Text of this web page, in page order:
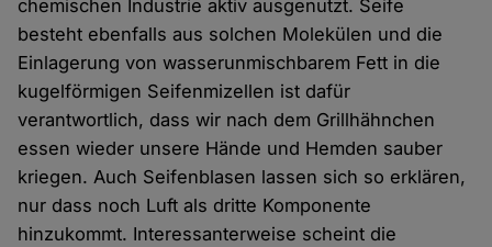
chemischen Industrie aktiv ausgenutzt. Seife
besteht ebenfalls aus solchen Molekülen und die
Einlagerung von wasserunmischbarem Fett in die
kugelförmigen Seifenmizellen ist dafür
verantwortlich, dass wir nach dem Grillhähnchen
essen wieder unsere Hände und Hemden sauber
kriegen. Auch Seifenblasen lassen sich so erklären,
nur dass noch Luft als dritte Komponente
hinzukommt. Interessanterweise scheint die